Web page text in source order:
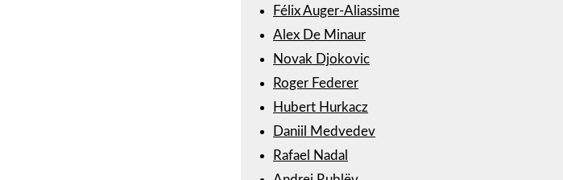
Félix Auger-Aliassime
Alex De Minaur
Novak Djokovic
Roger Federer
Hubert Hurkacz
Daniil Medvedev
Rafael Nadal